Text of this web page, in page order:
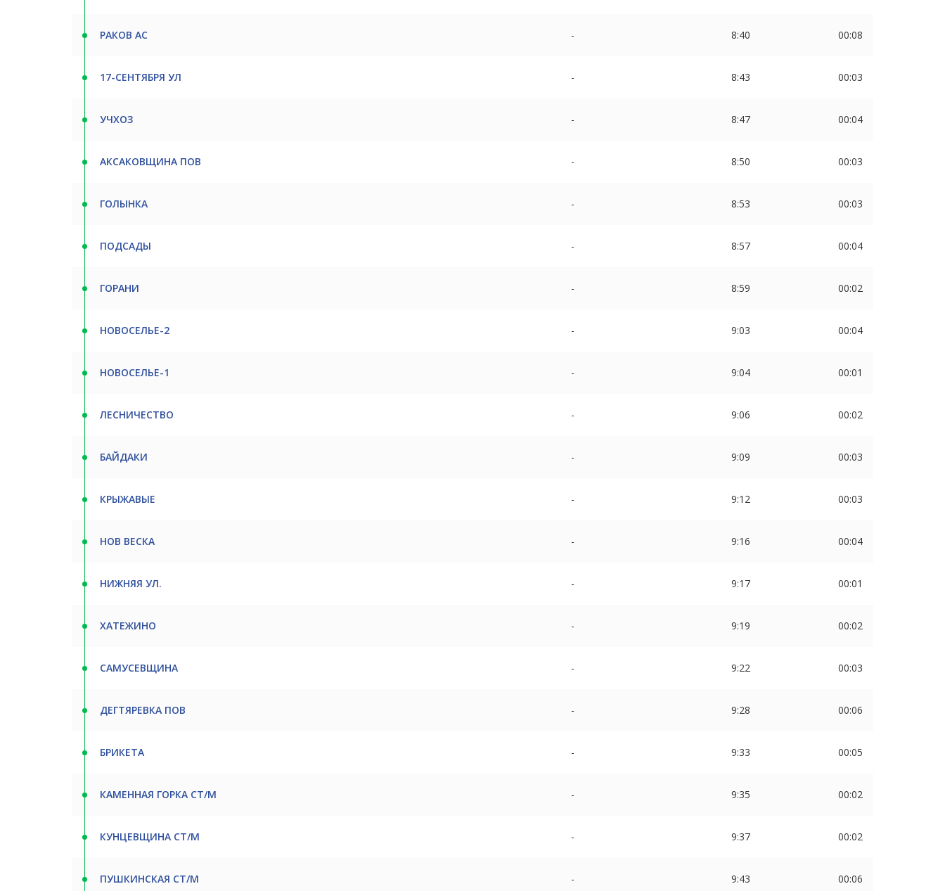
РАКОВ АС - 8:40 00:08
17-СЕНТЯБРЯ УЛ - 8:43 00:03
УЧХОЗ - 8:47 00:04
АКСАКОВЩИНА ПОВ - 8:50 00:03
ГОЛЫНКА - 8:53 00:03
ПОДСАДЫ - 8:57 00:04
ГОРАНИ - 8:59 00:02
НОВОСЕЛЬЕ-2 - 9:03 00:04
НОВОСЕЛЬЕ-1 - 9:04 00:01
ЛЕСНИЧЕСТВО - 9:06 00:02
БАЙДАКИ - 9:09 00:03
КРЫЖАВЫЕ - 9:12 00:03
НОВ ВЕСКА - 9:16 00:04
НИЖНЯЯ УЛ. - 9:17 00:01
ХАТЕЖИНО - 9:19 00:02
САМУСЕВЩИНА - 9:22 00:03
ДЕГТЯРЕВКА ПОВ - 9:28 00:06
БРИКЕТА - 9:33 00:05
КАМЕННАЯ ГОРКА СТ/М - 9:35 00:02
КУНЦЕВЩИНА СТ/М - 9:37 00:02
ПУШКИНСКАЯ СТ/М - 9:43 00:06